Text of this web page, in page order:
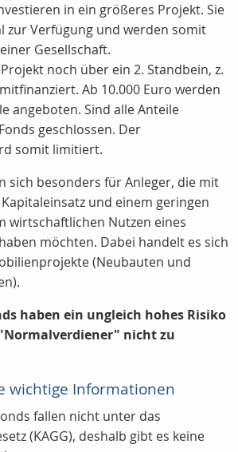
in ein größeres Projekt. Sie
zur Verfügung und werden somit
Gesellschaft.
noch über ein 2. Standbein, z.
Ab 10.000 Euro werden
angeboten. Sind alle Anteile
geschlossen. Der
somit limitiert.
sich besonders für Anleger, die mit
und einem geringen
wirtschaftlichen Nutzen eines
möchten. Dabei handelt es sich
(Neubauten und
haben ein ungleich hohes Risiko
nicht zu
wichtige Informationen
fallen nicht unter das
(KAGG), deshalb gibt es keine